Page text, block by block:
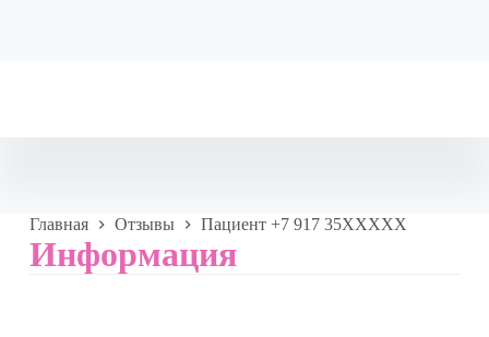
Главная Отзывы Пациент +7 917 35XXXXX
Информация